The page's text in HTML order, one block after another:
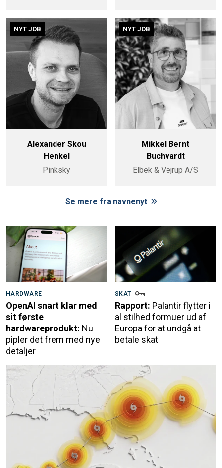
NYT JOB
Alexander Skou
Henkel
Pinksky
NYT JOB
Mikkel Bernt
Buchvardt
Elbek & Vejrup A/S
Se mere fra navnenyt
HARDWARE
OpenAI snart klar med
sit første
hardwareprodukt: Nu
pipler det frem med nye
detaljer
SKAT
Rapport: Palantir flytter i
al stilhed formuer ud af
Europa for at undgå at
betale skat